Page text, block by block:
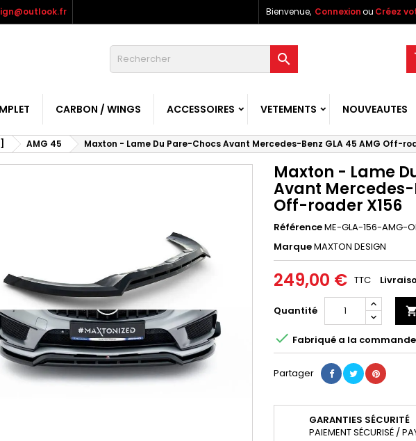
Bienvenue, Connexionou Créez

CARBON / WINGS ACCESSOIRES VETEMENTS NOUVEAUTES
AMG 45 Maxton - Lame Du Pare-Chocs Avant Mercedes-Benz GLA 45 AMG Off-
Maxton - Lame
Avant Mercedes-
Off-roader X156
RéférenceME-GLA-156-AMG-
MarqueMAXTON DESIGN
249,00 € TTC
Quantité 
 Fabriqué a la commande
Partager
GARANTIES SÉCURITÉ
PAIEMENT SÉCURISÉ /